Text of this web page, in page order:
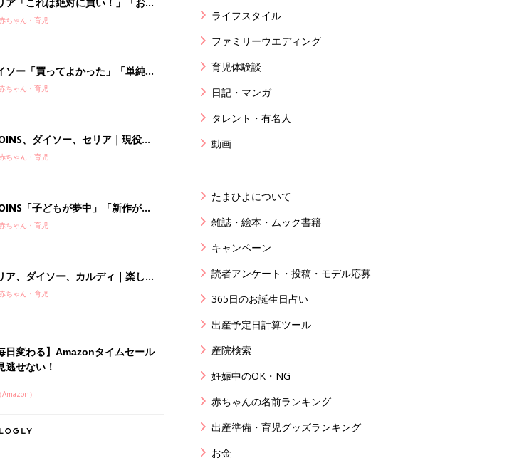
中の時間稼ぎにも◎」大人気のお
ちゃん・育児
ソー「買ってよかった」「単純ル
でおもしろい」寒い日に家族で楽
ちゃん・育児
、ダイソー、セリア｜現役保
もおすすめ！外遊びがもっと楽し
ちゃん・育児
「子どもが夢中」「新作が早
品薄!?」話題のおもちゃ5選
ちゃん・育児
ア、ダイソー、カルディ｜楽しく
ながら知育も⁉現役保育士もおす
ちゃん・育児
日変わる】Amazonタイムセール
逃せない！
Amazon）
ライフスタイル
ファミリーウエディング
育児体験談
日記・マンガ
タレント・有名人
動画
たまひよについて
雑誌・絵本・ムック書籍
キャンペーン
読者アンケート・投稿・モデル応募
365日のお誕生日占い
出産予定日計算ツール
産院検索
妊娠中のOK・NG
赤ちゃんの名前ランキング
出産準備・育児グッズランキング
お金